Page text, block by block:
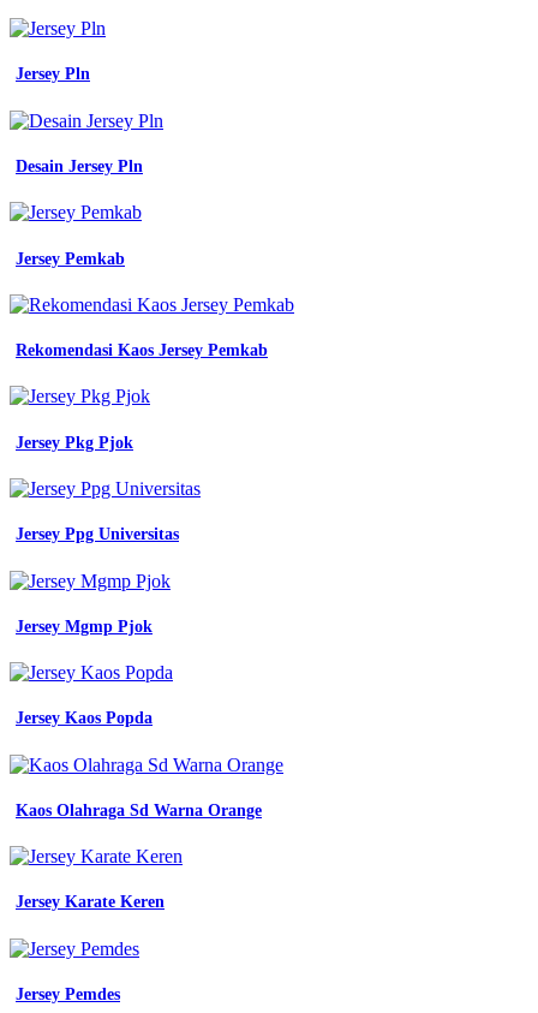
puzzle
jersey
jersey
bikin
satuan
murah
full
print
desain
jersey
warna
jersey
bikin
satuan
baju
code
kyeon
warna
kuning
emas
dan
jersey
motif
Jersey
emas
jersey
printing
bikin
desain
Jersey Pln
Desain Jersey Pln
Jersey Pemkab
Rekomendasi Kaos Jersey Pemkab
Jersey Pkg Pjok
Jersey Ppg Universitas
Jersey Mgmp Pjok
Jersey Kaos Popda
Kaos Olahraga Sd Warna Orange
Jersey Karate Keren
Jersey Pemdes